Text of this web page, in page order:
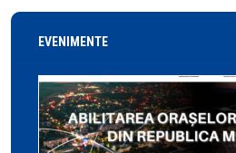
EVENIMENTE